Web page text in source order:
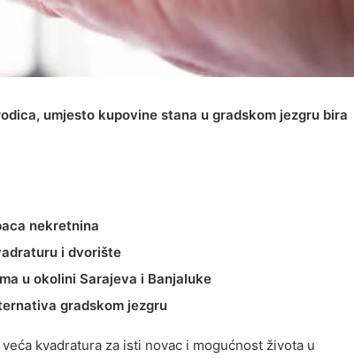
umjesto kupovine stana u gradskom jezgru bira
nekretnina
i dvorište
u okolini Sarajeva i Banjaluke
gradskom jezgru
kvadratura za isti novac i mogućnost života u